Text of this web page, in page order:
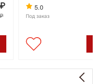
5.0
Под заказ